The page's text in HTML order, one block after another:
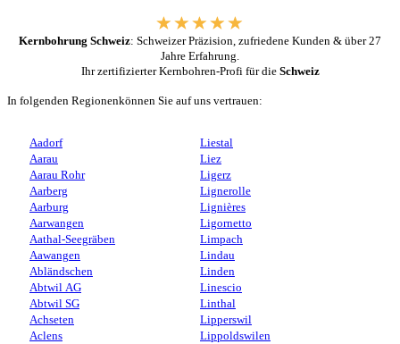
Kernbohrung Schweiz: Schweizer Präzision, zufriedene Kunden & über 27
Jahre Erfahrung.
Ihr zertifizierter Kernbohren-Profi für die Schweiz
In folgenden Regionenkönnen Sie auf uns vertrauen:
Aadorf
Aarau
Aarau Rohr
Aarberg
Aarburg
Aarwangen
Aathal-Seegräben
Aawangen
Abländschen
Abtwil AG
Abtwil SG
Achseten
Aclens
Liestal
Liez
Ligerz
Lignerolle
Lignières
Ligornetto
Limpach
Lindau
Linden
Linescio
Linthal
Lipperswil
Lippoldswilen